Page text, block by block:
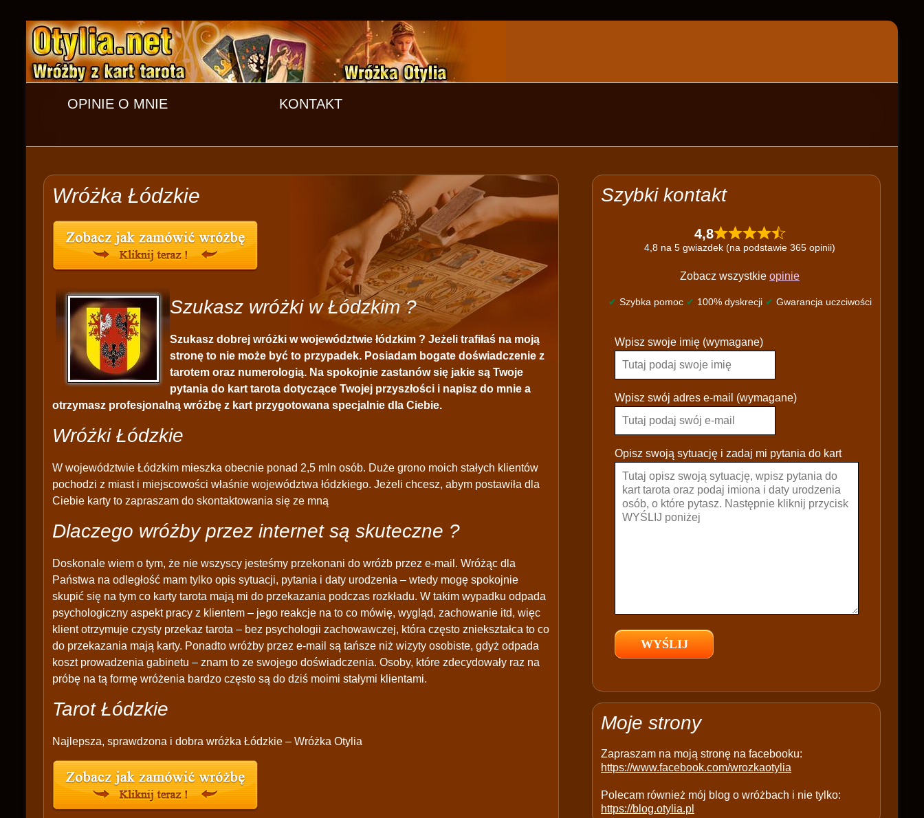
OPINIE O MNIE KONTAKT
Wróżka Łódzkie
Szukasz wróżki w Łódzkim ?
Szukasz dobrej wróżki w województwie łódzkim ? Jeżeli trafiłaś na moją
stronę to nie może być to przypadek. Posiadam bogate doświadczenie z
tarotem oraz numerologią. Na spokojnie zastanów się jakie są Twoje
pytania do kart tarota dotyczące Twojej przyszłości i napisz do mnie a
otrzymasz profesjonalną wróżbę z kart przygotowana specjalnie dla Ciebie.
Wróżki Łódzkie
W województwie Łódzkim mieszka obecnie ponad 2,5 mln osób. Duże grono moich stałych klientów
pochodzi z miast i miejscowości właśnie województwa łódzkiego. Jeżeli chcesz, abym postawiła dla
Ciebie karty to zapraszam do skontaktowania się ze mną
Dlaczego wróżby przez internet są skuteczne ?
Doskonale wiem o tym, że nie wszyscy jesteśmy przekonani do wróżb przez e-mail. Wróżąc dla
Państwa na odległość mam tylko opis sytuacji, pytania i daty urodzenia – wtedy mogę spokojnie
skupić się na tym co karty tarota mają mi do przekazania podczas rozkładu. W takim wypadku odpada
psychologiczny aspekt pracy z klientem – jego reakcje na to co mówię, wygląd, zachowanie itd, więc
klient otrzymuje czysty przekaz tarota – bez psychologii zachowawczej, która często zniekształca to co
do przekazania mają karty. Ponadto wróżby przez e-mail są tańsze niż wizyty osobiste, gdyż odpada
koszt prowadzenia gabinetu – znam to ze swojego doświadczenia. Osoby, które zdecydowały raz na
próbę na tą formę wróżenia bardzo często są do dziś moimi stałymi klientami.
Tarot Łódzkie
Najlepsza, sprawdzona i dobra wróżka Łódzkie – Wróżka Otylia
Szybki kontakt
4,8
4,8 na 5 gwiazdek (na podstawie 365 opinii)
Zobacz wszystkie opinie
✔ Szybka pomoc ✔ 100% dyskrecji ✔ Gwarancja uczciwości
l
a
s
e
a
e
e
p
y
Wpisz swoje imię (wymagane)
Wpisz swój adres e-mail (wymagane)
Opisz swoją sytuację i zadaj mi pytania do kart
Moje strony
Zapraszam na moją stronę na facebooku:
https://www.facebook.com/wrozkaotylia
Polecam również mój blog o wróżbach i nie tylko:
https://blog.otylia.pl